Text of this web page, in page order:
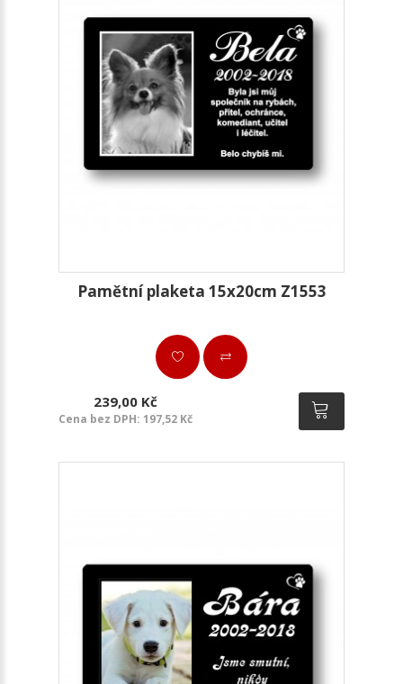
Pamětní plaketa 15x20cm Z1553
239,00 Kč
Cena bez DPH: 197,52 Kč